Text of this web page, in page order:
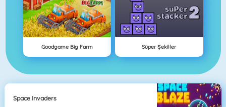
Goodgame Big Farm Süper Şekiller
Space Invaders